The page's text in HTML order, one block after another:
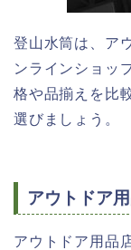
登山水筒は、ア
ンラインショッ
格や品揃えを比
選びましょう。
アウトドア
アウトドア用品